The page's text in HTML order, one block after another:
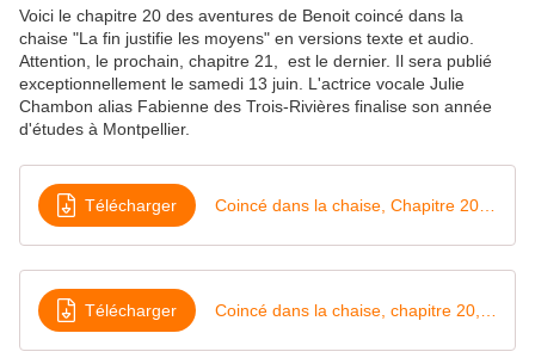
Voici le chapitre 20 des aventures de Benoit coincé dans la
chaise "La fin justifie les moyens" en versions texte et audio.
Attention, le prochain, chapitre 21, est le dernier. Il sera publié
exceptionnellement le samedi 13 juin. L'actrice vocale Julie
Chambon alias Fabienne des Trois-Rivières finalise son année
d'études à Montpellier.
Télécharger
Télécharger